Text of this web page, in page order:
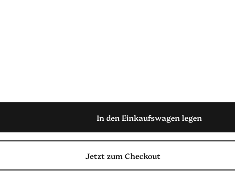
In den Einkaufswagen legen
Jetzt zum Checkout